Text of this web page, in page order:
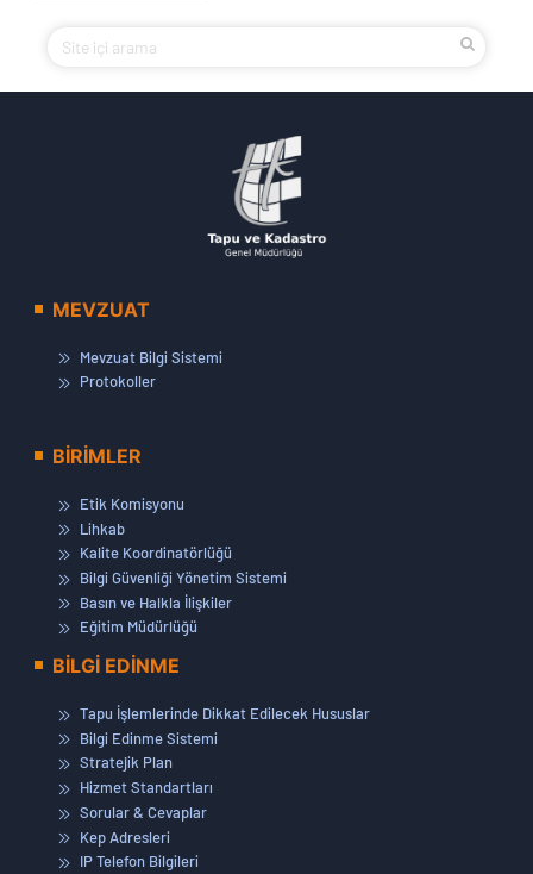
MEVZUAT
Mevzuat Bilgi Sistemi
Protokoller
BİRİMLER
Etik Komisyonu
Lihkab
Kalite Koordinatörlüğü
Bilgi Güvenliği Yönetim Sistemi
Basın ve Halkla İlişkiler
Eğitim Müdürlüğü
BİLGİ EDİNME
Tapu İşlemlerinde Dikkat Edilecek Hususlar
Bilgi Edinme Sistemi
Stratejik Plan
Hizmet Standartları
Sorular & Cevaplar
Kep Adresleri
IP Telefon Bilgileri